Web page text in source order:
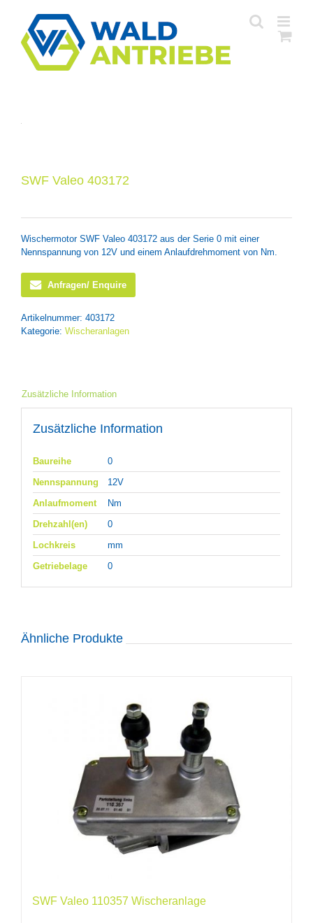
springen
SWF Valeo 403172
Wischermotor SWF Valeo 403172 aus der Serie 0 mit einer
Nennspannung von 12V und einem Anlaufdrehmoment von Nm.
Anfragen/ Enquire
Artikelnummer: 403172
Kategorie: Wischeranlagen
Zusätzliche Information
Zusätzliche Information
Baureihe
0
Nennspannung
12V
Anlaufmoment
Nm
Drehzahl(en)
0
Lochkreis
mm
Getriebelage
0
Ähnliche Produkte
SWF Valeo 110357 Wischeranlage